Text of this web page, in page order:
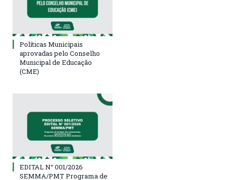
Políticas Municipais
aprovadas pelo Conselho
Municipal de Educação
(CME)
EDITAL N° 001/2026
SEMMA/PMT Programa de